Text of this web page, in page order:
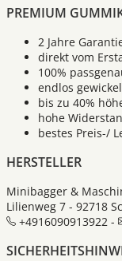
PREMIUM
2 Jahre
direkt vom
100%
endlos
bis zu 40%
hohe
bestes Preis-/
HERSTELLER
Minibagger &
Lilienweg 7 - 92718
+4916090913922 -